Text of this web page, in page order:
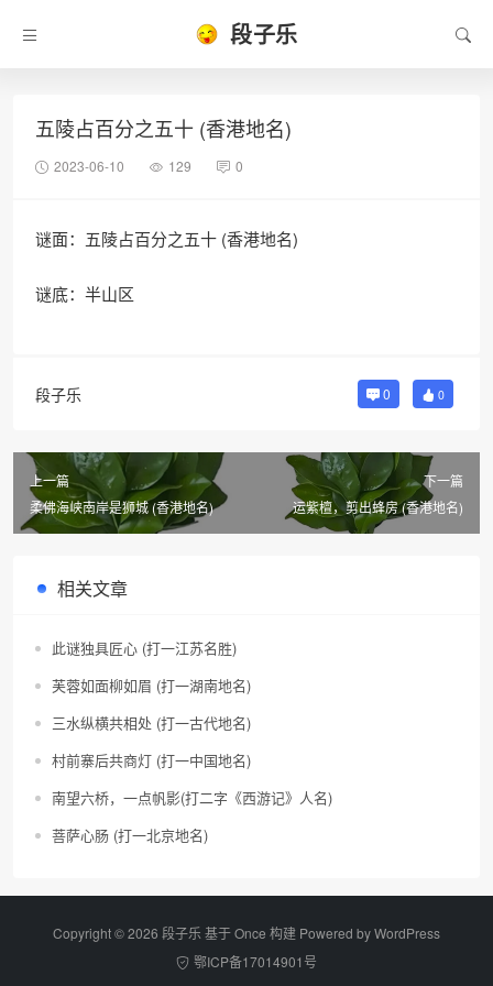
段子乐
五陵占百分之五十 (香港地名)
2023-06-10 129 0
谜面：五陵占百分之五十 (香港地名)
谜底：半山区
段子乐 0 0
上一篇
柔佛海峡南岸是狮城 (香港地名)
下一篇
运紫檀，剪出蜂房 (香港地名)
相关文章
此谜独具匠心 (打一江苏名胜)
芙蓉如面柳如眉 (打一湖南地名)
三水纵横共相处 (打一古代地名)
村前寨后共商灯 (打一中国地名)
南望六桥，一点帆影(打二字《西游记》人名)
菩萨心肠 (打一北京地名)
Copyright © 2026 段子乐 基于 Once 构建 Powered byWordPress
鄂ICP备17014901号